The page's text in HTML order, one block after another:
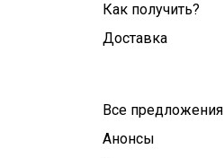
Как получить?
Доставка
Все предложения
Анонсы